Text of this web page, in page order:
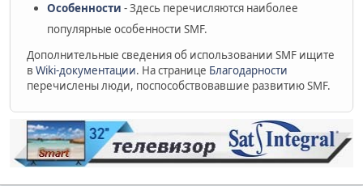
Особенности - Здесь перечисляются наиболее
популярные особенности SMF.
Дополнительные сведения об использовании SMF ищите
в Wiki-документации. На странице Благодарности
перечислены люди, поспособствовавшие развитию SMF.